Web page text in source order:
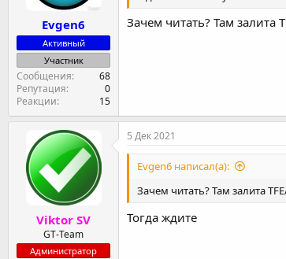
Evgen6
Активный
Участник
Сообщения
68
Репутация
0
Реакции
15
Зачем читать? Там
Viktor SV
GT-Team
Администратор
5 Дек 2021
Evgen6 написал(а):
Зачем читать? Там залита
Тогда ждите